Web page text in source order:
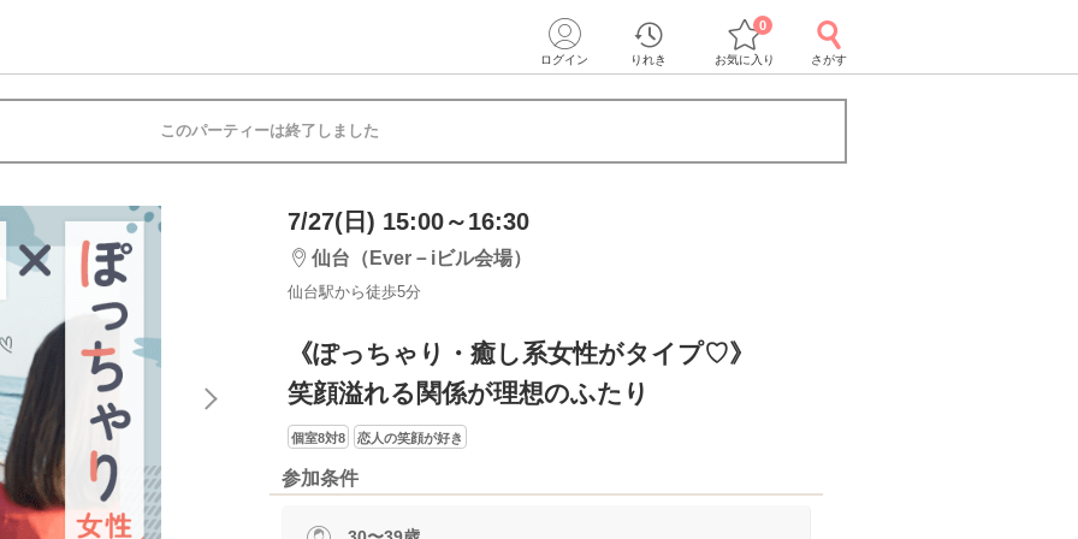
ログイン りれき お気に入り
0
さがす
このパーティーは終了しました
7/27(日) 15:00～16:30
仙台（Ever－iビル会場）
仙台駅から徒歩5分
《ぽっちゃり・癒し系女性がタイプ♡》
笑顔溢れる関係が理想のふたり
個室8対8 恋人の笑顔が好き
参加条件